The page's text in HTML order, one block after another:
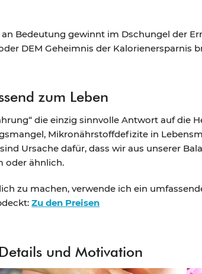
Bedeutung gewinnt im Dschungel der
DEM Geheimnis der Kalorienersparnis
zum Leben
die einzig sinnvolle Antwort auf die
Mikronährstoffdefizite in
Ursache dafür, dass wir aus unserer
oder ähnlich.
zu machen, verwende ich ein
Zu den Preisen
und Motivation